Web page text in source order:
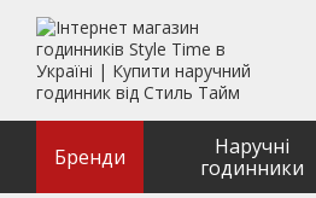
Перейти до основного контенту
Бренди
Наручні
годинники